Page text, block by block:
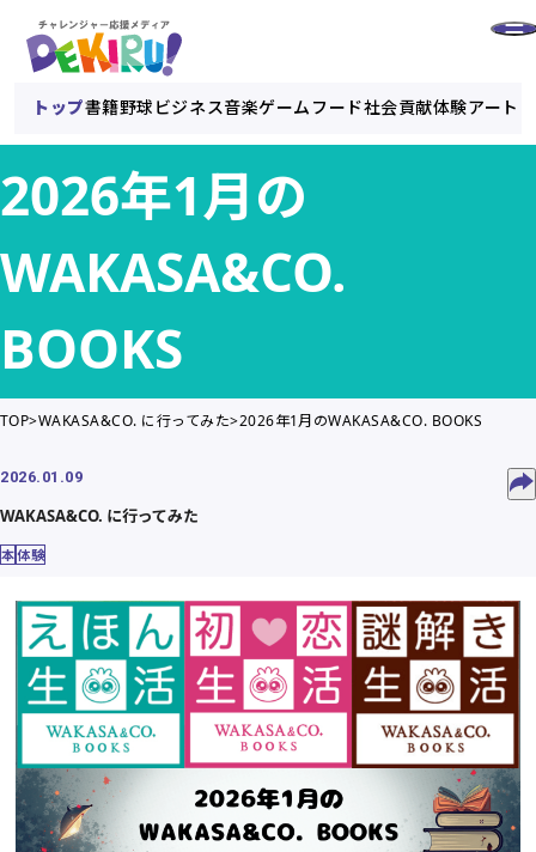
トップ書籍野球 ビジネス音楽ゲーム フード社会貢献体験アート
2026年1月の
WAKASA&CO.
BOOKS
TOP WAKASA&CO. に行ってみた 2026年1月のWAKASA&CO. BOOKS
2026.01.09
WAKASA&CO. に行ってみた
本体験